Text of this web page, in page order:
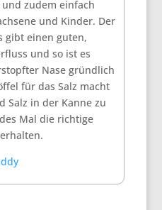
zudem einfach
und Kinder. Der
gibt einen guten,
und so ist es
Nase gründlich
für das Salz macht
Salz in der Kanne zu
Mal die richtige